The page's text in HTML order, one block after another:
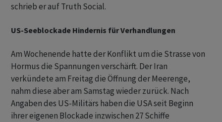
schrieb er auf Truth Social.
US-Seeblockade Hindernis für Verhandlungen
Am Wochenende hatte der Konflikt um die Strasse von
Hormus die Spannungen verschärft. Der Iran
verkündete am Freitag die Öffnung der Meerenge,
nahm diese aber am Samstag wieder zurück. Nach
Angaben des US-Militärs haben die USA seit Beginn
ihrer eigenen Blockade inzwischen 27 Schiffe